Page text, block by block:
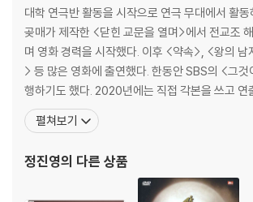
관련 사진과 동영상 및 재생 기기 모델명을 첨부하여
문의 바랍니다.
2) 사양 오인지, 오 구매, 변심 사유로의 반품은 제품
부담 후 처리 가능합니다.
3) 스틸북 한정판, 초회 한정판의 경우 제작 수량이
이동 과정에서의 손상이 발생하면, 재 판매가 어려우
택을 부탁드립니다.
진행이 가능합니다. 택배 이동 중 파손이 발생하지
대학 연극반 활동을 시작으로 연극 무대에서 활
곶매가 제작한 <닫힌 교문을 열며>에서 전교조
며 영화 경력을 시작했다. 이후 <약속>, <왕의
> 등 많은 영화에 출연했다. 한동안 SBS의 <그것
행하기도 했다. 2020년에는 직접 각본을 쓰고 연
>으로 어린 시절 품었던 영화감독의 꿈을 이루었
람의 나라 (TV)()|조연배우 약속 (1998)(1998)|
컵(2001)|주연배우
펼쳐보기
정진영의 다른 상품